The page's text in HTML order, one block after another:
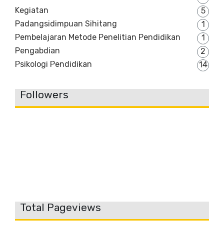
Kegiatan
5
Padangsidimpuan Sihitang
1
Pembelajaran Metode Penelitian Pendidikan
1
Pengabdian
2
Psikologi Pendidikan
14
Followers
Total Pageviews